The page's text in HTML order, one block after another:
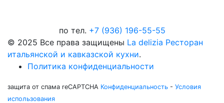
по тел. +7 (936) 196-55-55
© 2025 Все права защищены La delizia Ресторан
итальянской и кавказской кухни.
Политика конфиденциальности
защита от спама reCAPTCHA Конфиденциальность - Условия
использования